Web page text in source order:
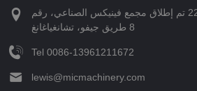
المبنى رقم 7 رقم 16 رقم 22 تم إطلاق مجمع فينيكس الصناعي، رقم
8 طريق جيفو، تشانغياغانغ
Tel ‪0086-13961211672‬
lewis@micmachinery.com